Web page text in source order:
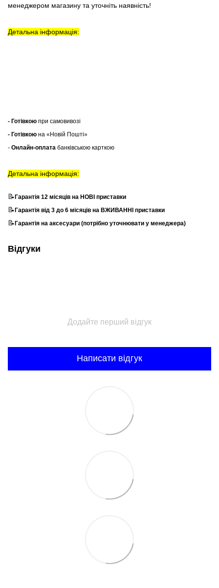
менеджером магазину та уточніть наявність!
Детальна інформація:
- Готівкою при самовивозі
- Готівкою на «Новій Пошті»
- Онлайн-оплата банківською карткою
Детальна інформація:
📝Гарантія 12 місяців на НОВІ приставки
📝Гарантія від 3 до 6 місяців на ВЖИВАННІ приставки
📝Гарантія на аксесуари (потрібно уточнювати у менеджера)
Відгуки
Додайте перший відгук
Написати відгук